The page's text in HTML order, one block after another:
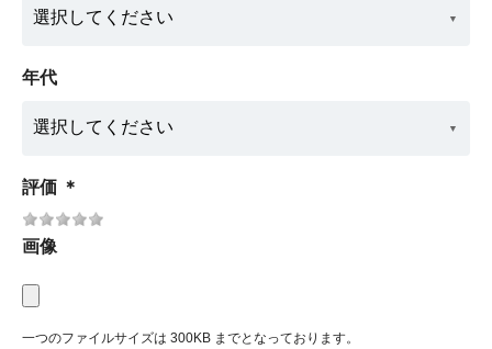
年代
評価 ＊
画像
一つのファイルサイズは 300KB までとなっております。